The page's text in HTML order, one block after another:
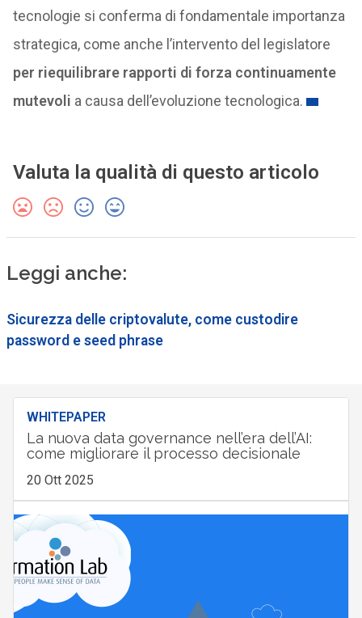
tecnologie si conferma di fondamentale importanza
strategica, come anche l’intervento del legislatore
per riequilibrare rapporti di forza continuamente
mutevoli a causa dell’evoluzione tecnologica.
Valuta la qualità di questo articolo
Leggi anche:
Sicurezza delle criptovalute, come custodire
password e seed phrase
WHITEPAPER
La nuova data governance nell’era dell’AI:
come migliorare il processo decisionale
20 Ott 2025